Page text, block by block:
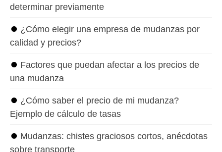
determinar previamente
⏺ ¿Cómo elegir una empresa de mudanzas por
calidad y precios?
⏺ Factores que puedan afectar a los precios de
una mudanza
⏺ ¿Cómo saber el precio de mi mudanza?
Ejemplo de cálculo de tasas
⏺ Mudanzas: chistes graciosos cortos, anécdotas
sobre transporte